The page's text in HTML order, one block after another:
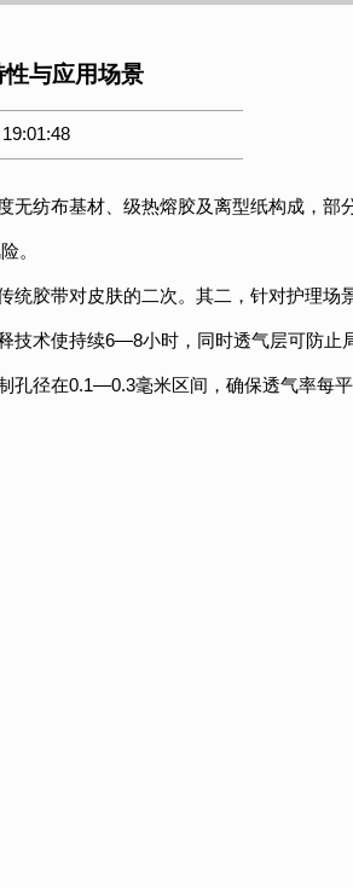
与应用场景
19:01:48
纺布基材、级热熔胶及离型纸构成，部
。
胶带对皮肤的二次。其二，针对护理场
术使持续6—8小时，同时透气层可防止
径在0.1—0.3毫米区间，确保透气率每